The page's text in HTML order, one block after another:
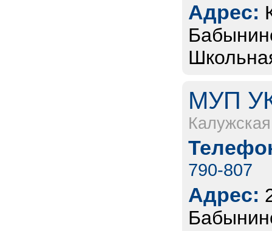
Адрес:
МУП
790-807
Адрес: